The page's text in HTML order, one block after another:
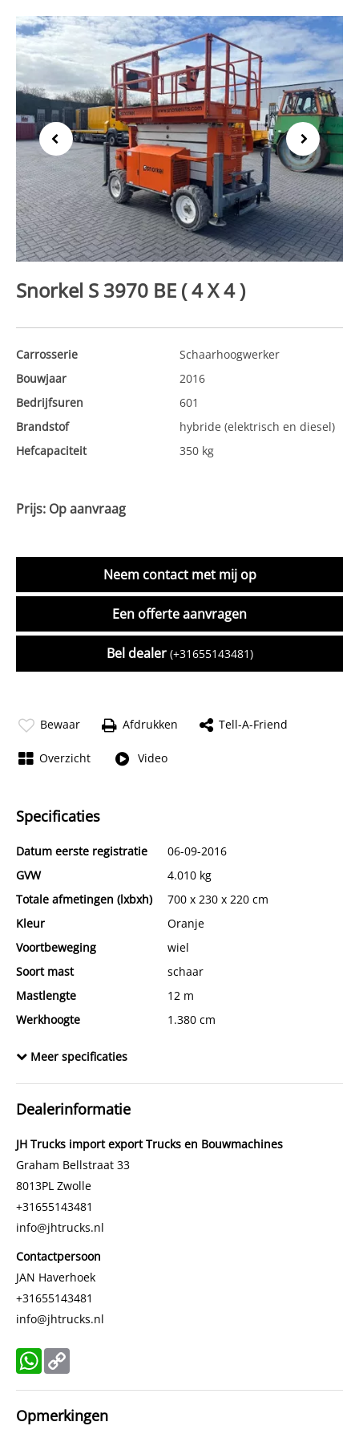
Previous Next
Snorkel S 3970 BE ( 4 X 4 )
Carrosserie
Schaarhoogwerker
Bouwjaar
2016
Bedrijfsuren
601
Brandstof
hybride (elektrisch en diesel)
Hefcapaciteit
350 kg
Prijs: Op aanvraag
Neem contact met mij op
Een offerte aanvragen
Bel dealer (+31655143481)
Bewaar Afdrukken Tell-A-Friend
Overzicht Video
Specificaties
Datum eerste registratie
06-09-2016
GVW
4.010 kg
Totale afmetingen (lxbxh)
700 x 230 x 220 cm
Kleur
Oranje
Voortbeweging
wiel
Soort mast
schaar
Mastlengte
12 m
Werkhoogte
1.380 cm
Conditie algemeen
BTW verrekenbaar
Emissieklasse
Stage IV
Meer specificaties
Dealerinformatie
JH Trucks import export Trucks en Bouwmachines
Graham Bellstraat 33
8013PL Zwolle
+31655143481
info@jhtrucks.nl
Contactpersoon
JAN Haverhoek
+31655143481
info@jhtrucks.nl
WhatsApp
Link
Opmerkingen